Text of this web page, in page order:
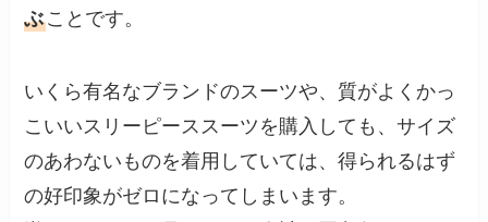
ぶことです。
いくら有名なブランドのスーツや、質がよくかっ
こいいスリーピーススーツを購入しても、サイズ
のあわないものを着用していては、得られるはず
の好印象がゼロになってしまいます。